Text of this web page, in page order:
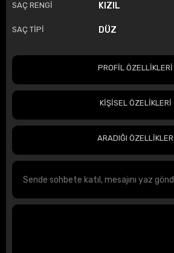
SAÇ RENGİ KIZIL
SAÇ TİPİ DÜZ
PROFİL ÖZELLİKLERİ
KİŞİSEL ÖZELİKLERİ
ARADIĞI ÖZELLİKLER